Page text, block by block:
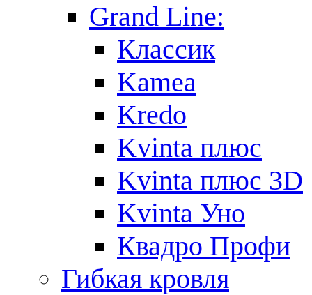
Grand Line:
Классик
Kamea
Kredo
Kvinta плюс
Kvinta плюс 3D
Kvinta Уно
Квадро Профи
Гибкая кровля